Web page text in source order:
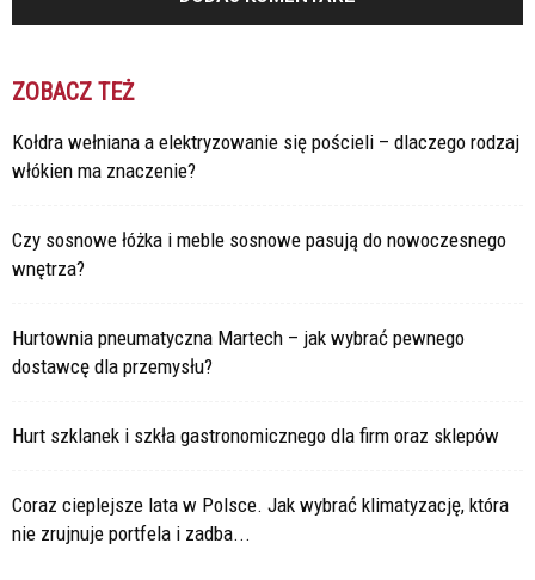
ZOBACZ TEŻ
Kołdra wełniana a elektryzowanie się pościeli – dlaczego rodzaj
włókien ma znaczenie?
Czy sosnowe łóżka i meble sosnowe pasują do nowoczesnego
wnętrza?
Hurtownia pneumatyczna Martech – jak wybrać pewnego
dostawcę dla przemysłu?
Hurt szklanek i szkła gastronomicznego dla firm oraz sklepów
Coraz cieplejsze lata w Polsce. Jak wybrać klimatyzację, która
nie zrujnuje portfela i zadba...